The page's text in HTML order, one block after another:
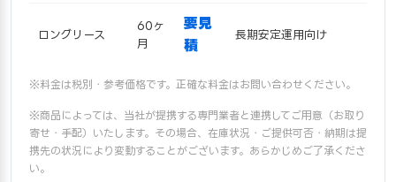
ロングリース
60ヶ
月
要見
積
長期安定運用向け
※料金は税別・参考価格です。正確な料金はお問い合わせください。
※商品によっては、当社が提携する専門業者と連携してご用意（お取り
寄せ・手配）いたします。その場合、在庫状況・ご提供可否・納期は提
携先の状況により変動することがございます。あらかじめご了承くださ
い。